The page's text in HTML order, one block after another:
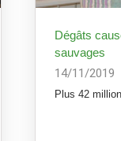
Dégâts
sauvages
14/11/2019
Plus 42